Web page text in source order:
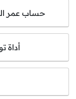
حساب عمر
أداة